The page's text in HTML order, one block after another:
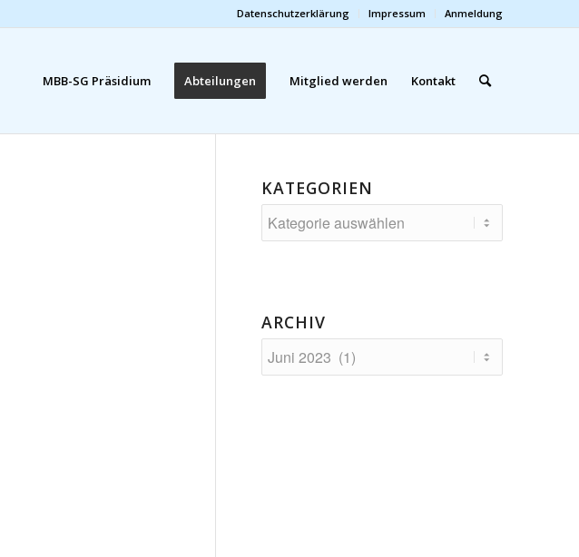
Datenschutzerklärung Impressum Anmeldung
MBB-SG Präsidium Abteilungen Mitglied werden Kontakt
KATEGORIEN
Kategorien
ARCHIV